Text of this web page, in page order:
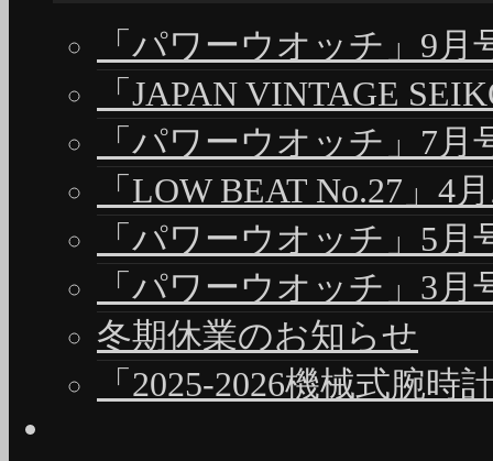
「パワーウオッチ」9月
「JAPAN VINTAGE
「パワーウオッチ」7月
「LOW BEAT No.27」4
「パワーウオッチ」5月
「パワーウオッチ」3月
冬期休業のお知らせ
「2025-2026機械式腕時